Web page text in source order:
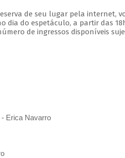
de seu lugar pela internet,
dia do espetáculo, a partir das
de ingressos disponíveis
Erica Navarro